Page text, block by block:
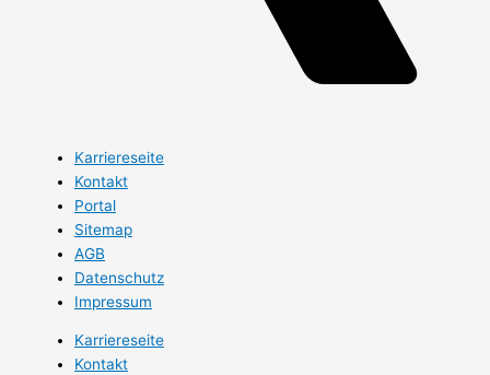
Karriereseite
Kontakt
Portal
Sitemap
AGB
Datenschutz
Impressum
Karriereseite
Kontakt